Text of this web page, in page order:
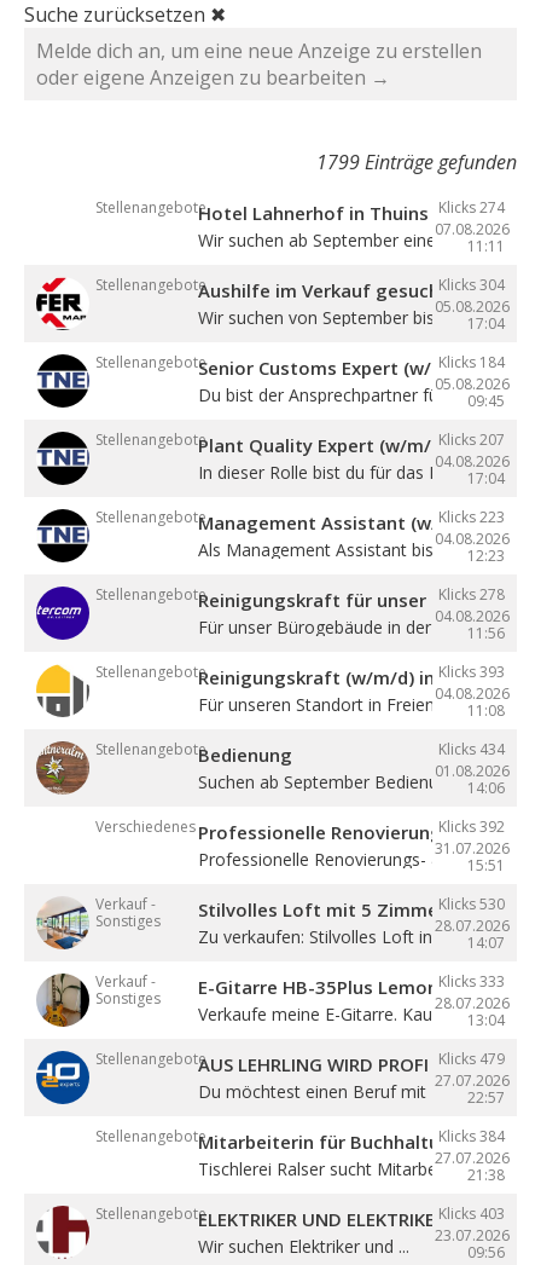
Suche zurücksetzen ✖
Melde dich an, um eine neue Anzeige zu erstellen
oder eigene Anzeigen zu bearbeiten →
1799 Einträge gefunden
Stellenangebote
Klicks 274
07.08.2026
11:11
Hotel Lahnerhof in Thuins sucht eine
Wir suchen ab September eine ...
Stellenangebote
Klicks 304
05.08.2026
17:04
Aushilfe im Verkauf gesucht
Wir suchen von September bis Dezember
Stellenangebote
Klicks 184
05.08.2026
09:45
Senior Customs Expert (w/m/d)
Du bist der Ansprechpartner für alle
Stellenangebote
Klicks 207
04.08.2026
17:04
Plant Quality Expert (w/m/d)
In dieser Rolle bist du für das Management
Stellenangebote
Klicks 223
04.08.2026
12:23
Management Assistant (w/m/d)
Als Management Assistant bist du eine ...
Stellenangebote
Klicks 278
04.08.2026
11:56
Reinigungskraft für unser
Für unser Bürogebäude in der
Stellenangebote
Klicks 393
04.08.2026
11:08
Reinigungskraft (w/m/d) in Teilzeit
Für unseren Standort in Freienfeld suchen ...
Stellenangebote
Klicks 434
01.08.2026
14:06
Bedienung
Suchen ab September Bedienung in
Verschiedenes
Klicks 392
31.07.2026
15:51
Professionelle Renovierung
Professionelle Renovierungs- &
Verkauf -
Sonstiges
Klicks 530
28.07.2026
14:07
Stilvolles Loft mit 5 Zimmern
Zu verkaufen: Stilvolles Loft in Sterzing! ...
Verkauf -
Sonstiges
Klicks 333
28.07.2026
13:04
E-Gitarre HB-35Plus Lemon
Verkaufe meine E-Gitarre. Kaum gespielt, ...
Stellenangebote
Klicks 479
27.07.2026
22:57
AUS LEHRLING WIRD PROFI – STARTE
Du möchtest einen Beruf mit Zukunft
Stellenangebote
Klicks 384
27.07.2026
21:38
Mitarbeiterin für Buchhaltung (m/w/d)
Tischlerei Ralser sucht Mitarbeiterin für ...
Stellenangebote
Klicks 403
23.07.2026
09:56
ELEKTRIKER UND ELEKTRIKERLEHRLING
Wir suchen Elektriker und ...